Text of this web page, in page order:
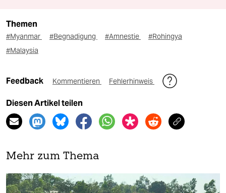
Themen
#Myanmar #Begnadigung #Amnestie
#Rohingya
#Malaysia
Feedback Kommentieren Fehlerhinweis
Diesen Artikel teilen
Mehr zum Thema